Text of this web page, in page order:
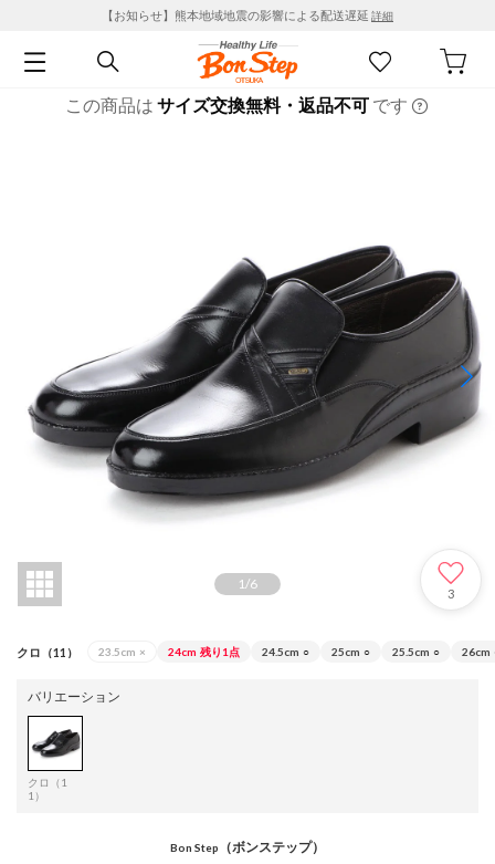
【お知らせ】熊本地域地震の影響による配送遅延 詳細
この商品は サイズ交換無料・返品不可 です
1/6
3
クロ（11） 23.5cm × 24cm 残り1点 24.5cm ○ 25cm ○ 25.5cm ○ 26cm
バリエーション
クロ（1
1）
Bon Step （ボンステップ）